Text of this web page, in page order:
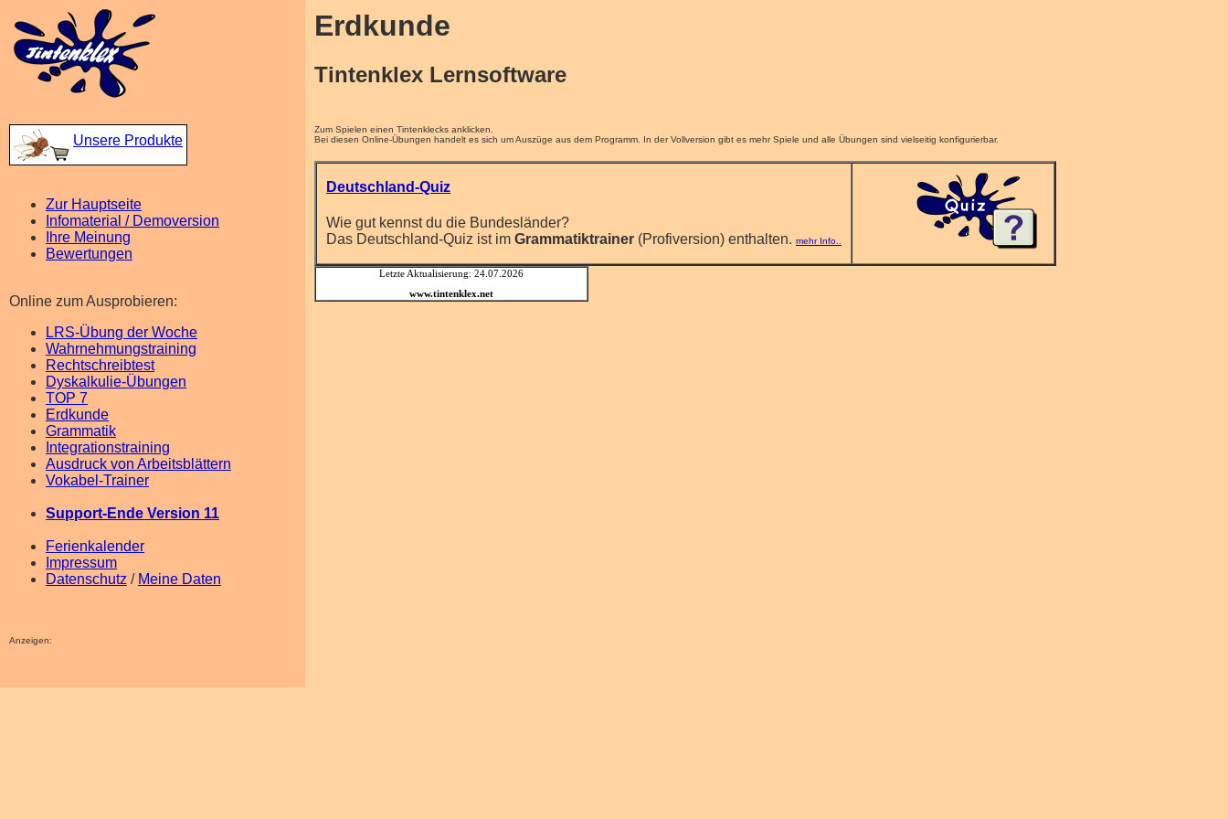
Erdkunde
Tintenklex Lernsoftware
Unsere Produkte
Zur Hauptseite
Infomaterial / Demoversion
Ihre Meinung
Bewertungen
Online zum Ausprobieren:
LRS-Übung der Woche
Wahrnehmungs­training
Rechtschreib­test
Dyskalkulie-Übungen
TOP 7
Erdkunde
Grammatik
Integrations­training
Ausdruck von Arbeits­blättern
Vokabel-Trainer
Support-Ende Version 11
Ferien­kalender
Impressum
Datenschutz / Meine Daten
Anzeigen:
Zum Spielen einen Tintenklecks anklicken.
Bei diesen Online-Übungen handelt es sich um Auszüge aus dem Programm. In der Vollversion gibt es mehr Spiele und alle Übungen sind vielseitig konfigurierbar.
Deutschland-Quiz
Wie gut kennst du die Bundesländer?
Das Deutschland-Quiz ist im Grammatiktrainer (Profiversion) enthalten. mehr Info..
Letzte Aktualisierung: 24.07.2026
www.tintenklex.net